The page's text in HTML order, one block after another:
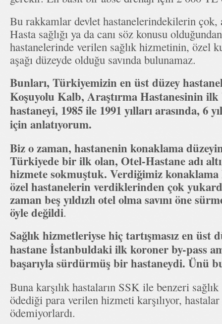
Bu rakkamlar devlet hastanelerindekilerin çok,
Hasta sağlığı ya da canı söz konusu
hastanelerinde verilen sağlık hizmetinin, özel
aşağı düzeyde olduğu savında bulunamaz.
Bunları, Türkiyemizin en üst düzey
Koşuyolu Kalb, Araştırma Hastanesinin
hastaneyi, 1985 ile 1991 yılları arasında, 6
için anlatıyorum.
Biz o zaman, hastanenin konaklama
Türkiyede bir ilk olan, Otel-Hastane adı
hizmete sokmuştuk. Verdiğimiz
özel hastanelerin verdiklerinden çok
zaman beş yıldızlı otel olma savını öne
öyle değildi.
Sağlık hizmetleriyse hiç tartışmasız en üst
hastane İstanbuldaki ilk koroner by-pass
başarıyla sürdürmüş bir hastaneydi. Ünü
Buna karşılık hastaların SSK ile benzeri sağlık
ödediği para verilen hizmeti karşılıyor,
ödemiyorlardı.